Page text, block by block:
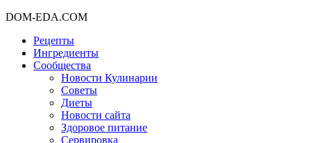
DOM-EDA.COM
Рецепты
Ингредиенты
Сообщества
Новости Кулинарии
Советы
Диеты
Новости сайта
Здоровое питание
Сервировка